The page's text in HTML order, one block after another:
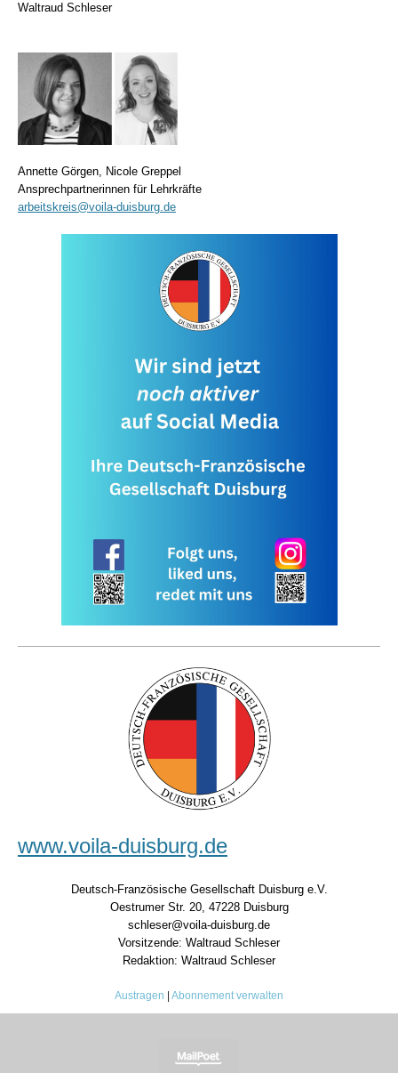
Waltraud Schleser
Annette Görgen, Nicole Greppel
Ansprechpartnerinnen für Lehrkräfte
arbeitskreis@voila-duisburg.de
www.voila-duisburg.de
Deutsch-Französische Gesellschaft Duisburg e.V.
Oestrumer Str. 20, 47228 Duisburg
schleser@voila-duisburg.de
Vorsitzende: Waltraud Schleser
Redaktion: Waltraud Schleser
Austragen Abonnement verwalten